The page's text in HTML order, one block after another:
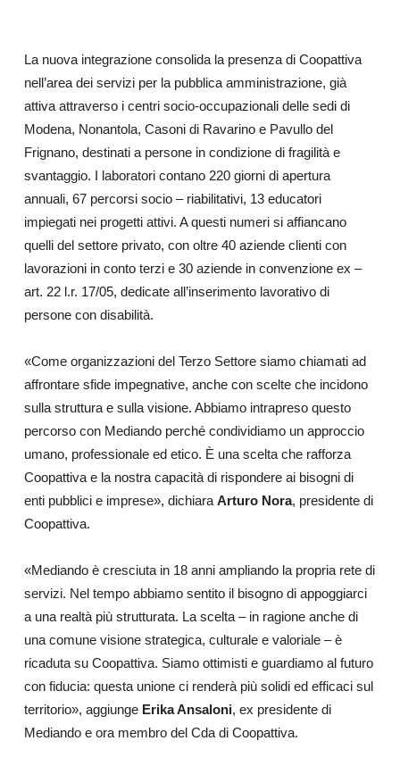
La nuova integrazione consolida la presenza di Coopattiva
nell’area dei servizi per la pubblica amministrazione, già
attiva attraverso i centri socio-occupazionali delle sedi di
Modena, Nonantola, Casoni di Ravarino e Pavullo del
Frignano, destinati a persone in condizione di fragilità e
svantaggio. I laboratori contano 220 giorni di apertura
annuali, 67 percorsi socio – riabilitativi, 13 educatori
impiegati nei progetti attivi. A questi numeri si affiancano
quelli del settore privato, con oltre 40 aziende clienti con
lavorazioni in conto terzi e 30 aziende in convenzione ex –
art. 22 l.r. 17/05, dedicate all’inserimento lavorativo di
persone con disabilità.
«Come organizzazioni del Terzo Settore siamo chiamati ad
affrontare sfide impegnative, anche con scelte che incidono
sulla struttura e sulla visione. Abbiamo intrapreso questo
percorso con Mediando perché condividiamo un approccio
umano, professionale ed etico. È una scelta che rafforza
Coopattiva e la nostra capacità di rispondere ai bisogni di
enti pubblici e imprese», dichiara Arturo Nora, presidente di
Coopattiva.
«Mediando è cresciuta in 18 anni ampliando la propria rete di
servizi. Nel tempo abbiamo sentito il bisogno di appoggiarci
a una realtà più strutturata. La scelta – in ragione anche di
una comune visione strategica, culturale e valoriale – è
ricaduta su Coopattiva. Siamo ottimisti e guardiamo al futuro
con fiducia: questa unione ci renderà più solidi ed efficaci sul
territorio», aggiunge Erika Ansaloni, ex presidente di
Mediando e ora membro del Cda di Coopattiva.